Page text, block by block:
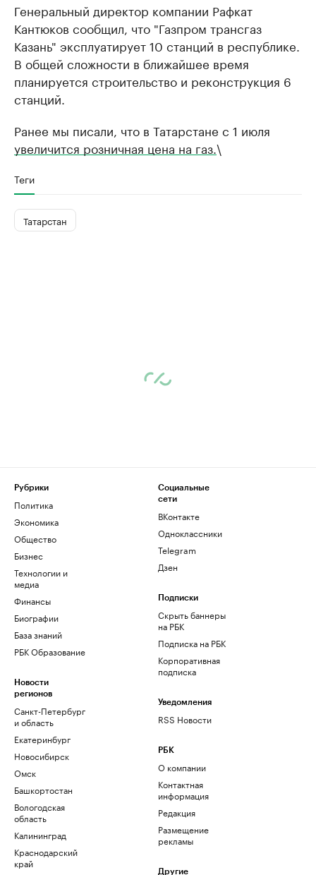
Генеральный директор компании Рафкат
Кантюков сообщил, что "Газпром трансгаз
Казань" эксплуатирует 10 станций в республике.
В общей сложности в ближайшее время
планируется строительство и реконструкция 6
станций.
Ранее мы писали, что в Татарстане с 1 июля
увеличится розничная цена на газ.\
Теги
Татарстан
Рубрики
Политика
Экономика
Общество
Бизнес
Технологии и
медиа
Финансы
Биографии
База знаний
РБК Образование
Новости
регионов
Санкт-Петербург
и область
Екатеринбург
Новосибирск
Омск
Башкортостан
Вологодская
область
Калининград
Краснодарский
край
Социальные
сети
ВКонтакте
Одноклассники
Telegram
Дзен
Подписки
Скрыть баннеры
на РБК
Подписка на РБК
Корпоративная
подписка
Уведомления
RSS Новости
РБК
О компании
Контактная
информация
Редакция
Размещение
рекламы
Другие